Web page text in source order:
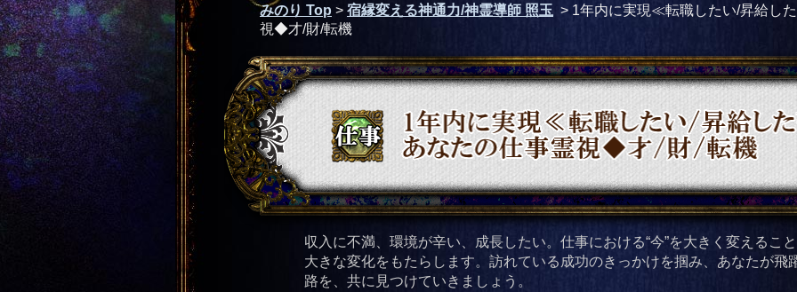
みのり Top > 宿縁変える神通力/神霊導師 照玉 > 1年内に実現≪転職したい/昇給し
視◆才/財/転機
収入に不満、環境が辛い、成長したい。仕事における“今”を大きく変えるこ
大きな変化をもたらします。訪れている成功のきっかけを掴み、あなたが飛
路を、共に見つけていきましょう。